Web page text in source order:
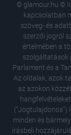
© glamour.hu ©
kapcsolatban
szöveg- és
szerzői jogról
értelmében a
szolgáltatások
Parlament és a
Az oldalak, azok
az azokon
("Jogtulajdonos")
minden és
írásbeli